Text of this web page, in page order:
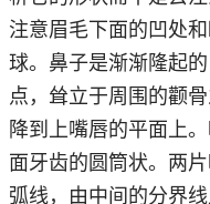
注意眉毛下面的凹处
球。鼻子是渐渐隆起
点，耸立于周围的颧
降到上嘴唇的平面上
面牙齿的圆筒状。两
弧线，由中间的分界